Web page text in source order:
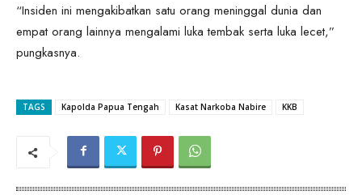
“Insiden ini mengakibatkan satu orang meninggal dunia dan
empat orang lainnya mengalami luka tembak serta luka lecet,”
pungkasnya.
TAGS Kapolda Papua Tengah Kasat Narkoba Nabire KKB